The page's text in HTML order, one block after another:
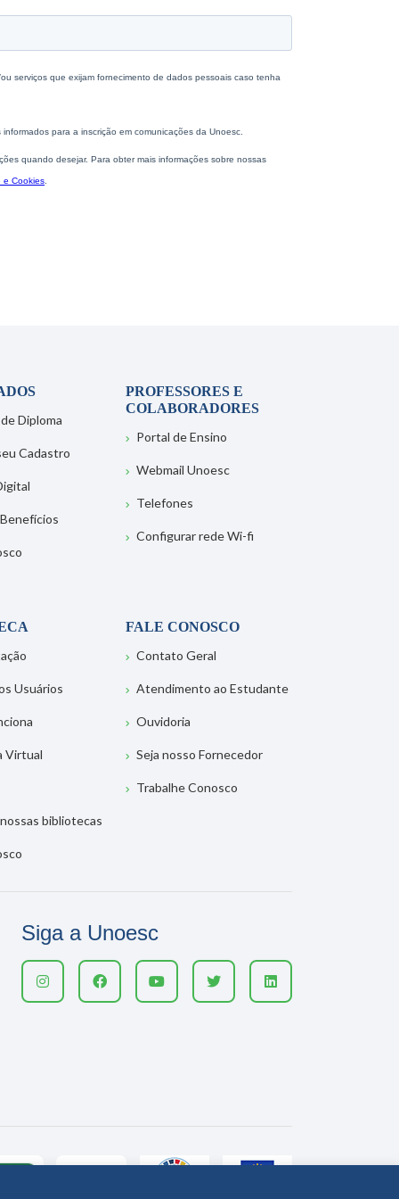
Diploma
Cadastro
PROFESSORES E
COLABORADORES
Portal de Ensino
Webmail Unoesc
Telefones
Configurar rede Wi-fi
Usuários
Virtual
bibliotecas
FALE CONOSCO
Contato Geral
Atendimento ao Estudante
Ouvidoria
Seja nosso Fornecedor
Trabalhe Conosco
Siga a Unoesc